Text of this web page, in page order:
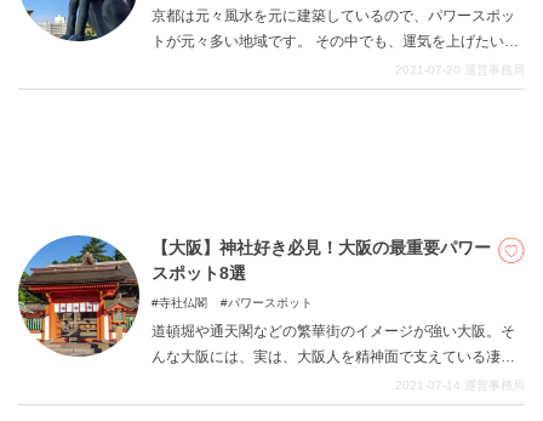
運営会社
京都は元々風水を元に建築しているので、パワースポッ
トが元々多い地域です。 その中でも、運気を上げたい、
美しくなりたい、良縁を結びたい、お金持ちになりたい
という様々な欲望を満たしてくれる京都のパワースポッ
2021-07-20 運営事務局
【大阪】神社好き必見！大阪の最重要パワー
スポット8選
寺社仏閣 パワースポット
道頓堀や通天閣などの繁華街のイメージが強い大阪。そ
んな大阪には、実は、大阪人を精神面で支えている凄い
神社があります。今回は大阪人にとって、なくてはなら
ない最重要パワースポットをご紹介。大阪に来たら、食
2021-07-14 運営事務局